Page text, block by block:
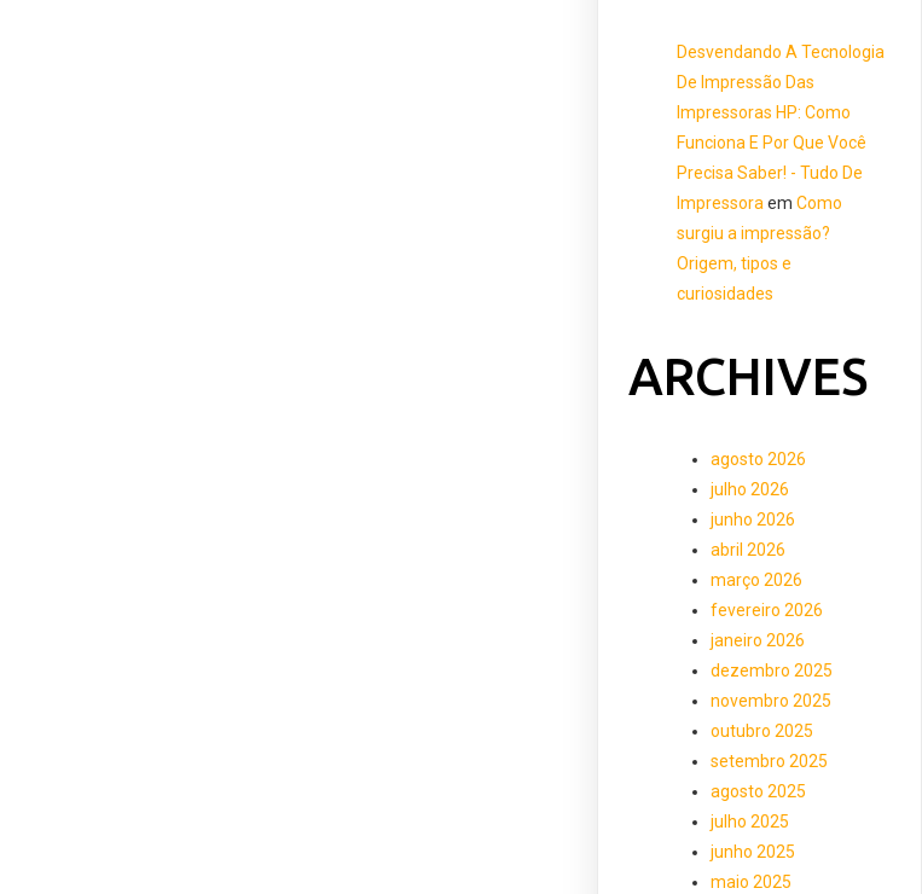
Desvendando A Tecnologia
De Impressão Das
Impressoras HP: Como
Funciona E Por Que Você
Precisa Saber! - Tudo De
ImpressoraemComo
surgiu a impressão?
Origem, tipos e
curiosidades
ARCHIVES
agosto 2026
julho 2026
junho 2026
abril 2026
março 2026
fevereiro 2026
janeiro 2026
dezembro 2025
novembro 2025
outubro 2025
setembro 2025
agosto 2025
julho 2025
junho 2025
maio 2025